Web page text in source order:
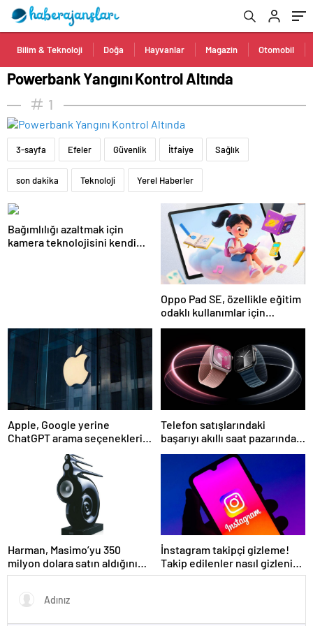
Bilim & Teknoloji Doğa Hayvanlar Magazin Otomobil
Powerbank Yangını Kontrol Altında
1
3-sayfa Efeler Güvenlik İtfaiye Sağlık
son dakika Teknoloji Yerel Haberler
Bağımlılığı azaltmak için
kamera teknolojisini kendi
Oppo Pad SE, özellikle eğitim
odaklı kullanımlar için
tasarlandı
Apple, Google yerine
ChatGPT arama seçeneklerini
Telefon satışlarındaki
başarıyı akıllı saat pazarında
göremedi
Harman, Masimo’yu 350
milyon dolara satın aldığını
duyurdu
İnstagram takipçi gizleme!
Takip edilenler nasıl gizlenir?
Kapatma özelliği geldi!